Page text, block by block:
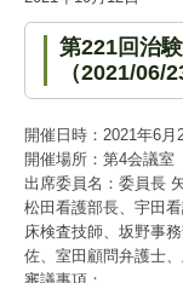
第221回治
（2021/06/
開催日時：2021年6
開催場所：第4会議室
出席委員名：委員長
松田看護部長、宇田
床検査技師、坂野事
佐、室田顧問弁護士